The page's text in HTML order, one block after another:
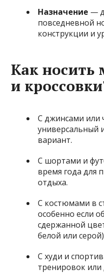
Назначение —
повседневной
конструкции и
Как носить
и
С джинсами или
универсальный
вариант.
С шортами и
время года для
отдыха.
С костюмами в
особенно если
сдержанной
белой или
С худи и
тренировок